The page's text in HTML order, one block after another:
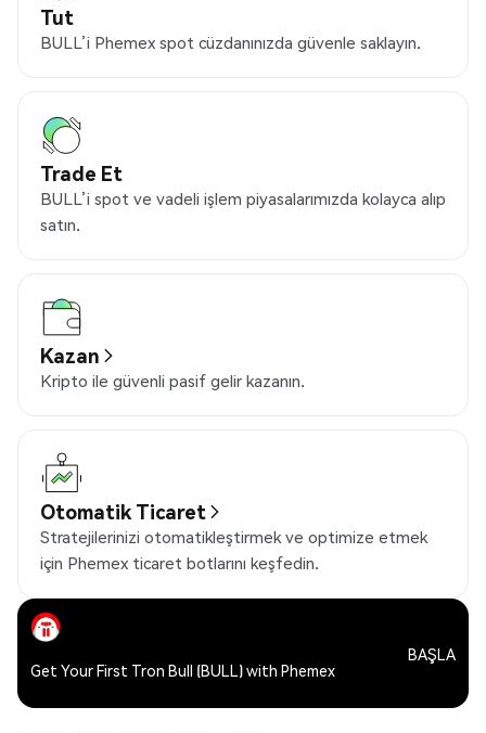
Tut
BULL’i Phemex spot cüzdanınızda güvenle saklayın.
Trade Et
BULL’i spot ve vadeli işlem piyasalarımızda kolayca alıp
satın.
Kazan
Kripto ile güvenli pasif gelir kazanın.
Otomatik Ticaret
Stratejilerinizi otomatikleştirmek ve optimize etmek
için Phemex ticaret botlarını keşfedin.
Get Your First Tron Bull (BULL) with Phemex
BAŞLA